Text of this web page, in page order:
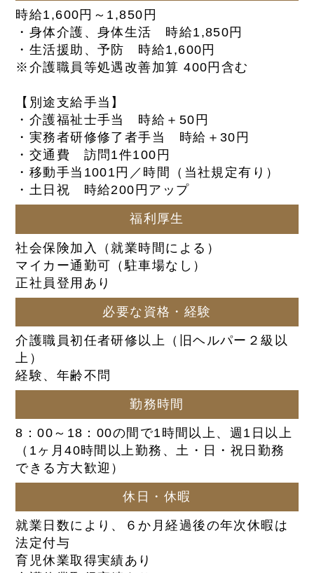
時給1,600円～1,850円
・身体介護、身体生活 時給1,850円
・生活援助、予防 時給1,600円
※介護職員等処遇改善加算 400円含む
【別途支給手当】
・介護福祉士手当 時給＋50円
・実務者研修修了者手当 時給＋30円
・交通費 訪問1件100円
・移動手当1001円／時間（当社規定有り）
・土日祝 時給200円アップ
福利厚生
社会保険加入（就業時間による）
マイカー通勤可（駐車場なし）
正社員登用あり
必要な資格・経験
介護職員初任者研修以上（旧ヘルパー２級以
上）
経験、年齢不問
勤務時間
8：00～18：00の間で1時間以上、週1日以上
（1ヶ月40時間以上勤務、土・日・祝日勤務
できる方大歓迎）
休日・休暇
就業日数により、６か月経過後の年次休暇は
法定付与
育児休業取得実績あり